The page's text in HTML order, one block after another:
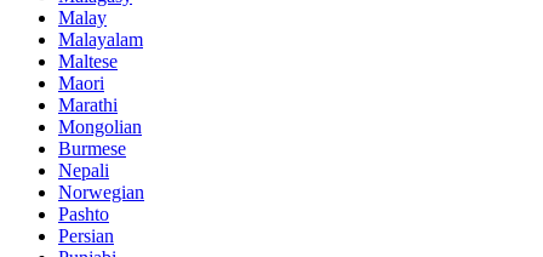
Malay
Malayalam
Maltese
Maori
Marathi
Mongolian
Burmese
Nepali
Norwegian
Pashto
Persian